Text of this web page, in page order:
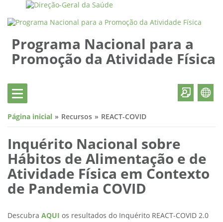
Programa Nacional para a
Promoção da Atividade Física
Página inicial Recursos REACT-COVID
Inquérito Nacional sobre
Hábitos de Alimentação e de
Atividade Física em Contexto
de Pandemia COVID
Descubra AQUI os resultados do Inquérito REACT-COVID 2.0